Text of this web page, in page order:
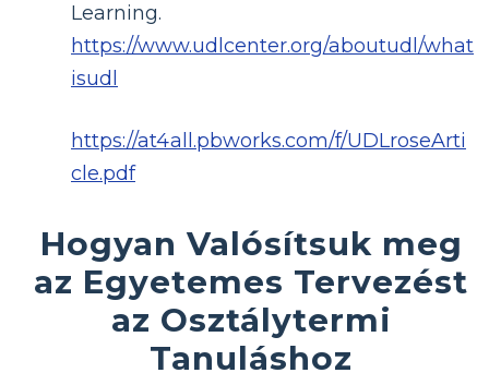
Learning.
https://www.udlcenter.org/aboutudl/what
isudl
https://at4all.pbworks.com/f/UDLroseArti
cle.pdf
Hogyan Valósítsuk meg
az Egyetemes Tervezést
az Osztálytermi
Tanuláshoz